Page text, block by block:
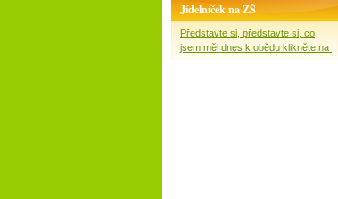
Jídelníček na ZŠ
Představte si, představte si, co
jsem měl dnes k obědu klikněte na